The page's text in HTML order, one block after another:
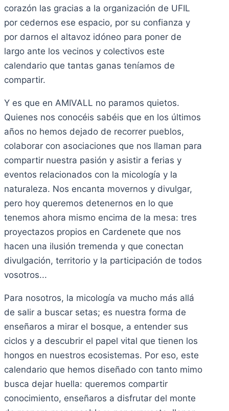
corazón las gracias a la organización de UFIL
por cedernos ese espacio, por su confianza y
por darnos el altavoz idóneo para poner de
largo ante los vecinos y colectivos este
calendario que tantas ganas teníamos de
compartir.
Y es que en AMIVALL no paramos quietos.
Quienes nos conocéis sabéis que en los últimos
años no hemos dejado de recorrer pueblos,
colaborar con asociaciones que nos llaman para
compartir nuestra pasión y asistir a ferias y
eventos relacionados con la micología y la
naturaleza. Nos encanta movernos y divulgar,
pero hoy queremos detenernos en lo que
tenemos ahora mismo encima de la mesa: tres
proyectazos propios en Cardenete que nos
hacen una ilusión tremenda y que conectan
divulgación, territorio y la participación de todos
vosotros...
Para nosotros, la micología va mucho más allá
de salir a buscar setas; es nuestra forma de
enseñaros a mirar el bosque, a entender sus
ciclos y a descubrir el papel vital que tienen los
hongos en nuestros ecosistemas. Por eso, este
calendario que hemos diseñado con tanto mimo
busca dejar huella: queremos compartir
conocimiento, enseñaros a disfrutar del monte